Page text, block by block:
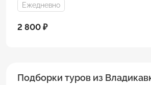
Ежедневно
2 800 ₽
Подборки туров из